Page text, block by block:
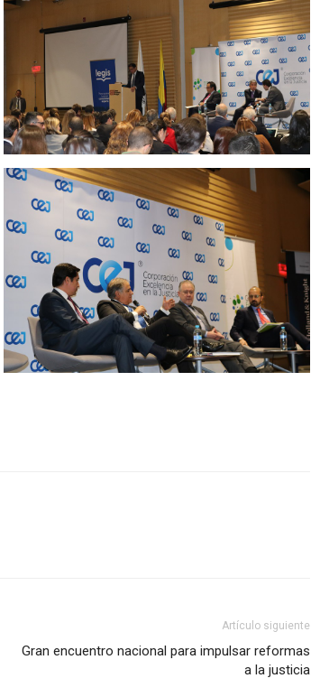
Artículo siguiente
Gran encuentro nacional para impulsar reformas
a la justicia